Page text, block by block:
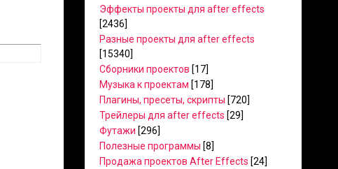
Эффекты проекты для after effects
[2436]
Разные проекты для after effects
[15340]
Сборники проектов [17]
Музыка к проектам [178]
Плагины, пресеты, скрипты [720]
Трейлеры для after effects [29]
Футажи [296]
Полезные программы [8]
Продажа проектов After Effects [24]